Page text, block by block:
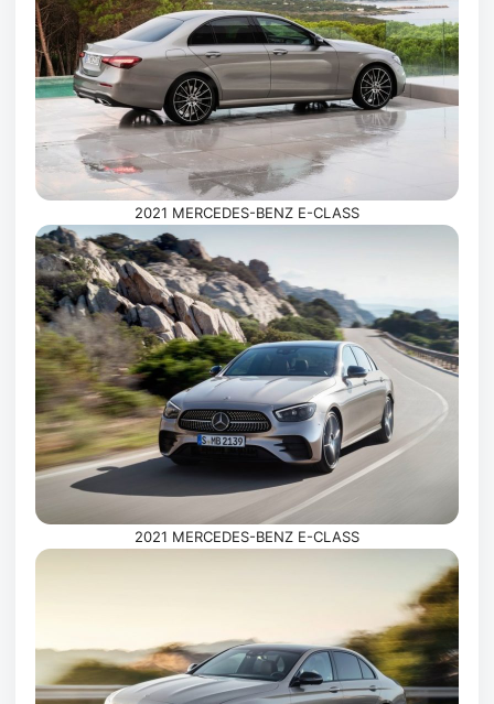
2021 MERCEDES-BENZ E-CLASS
2021 MERCEDES-BENZ E-CLASS